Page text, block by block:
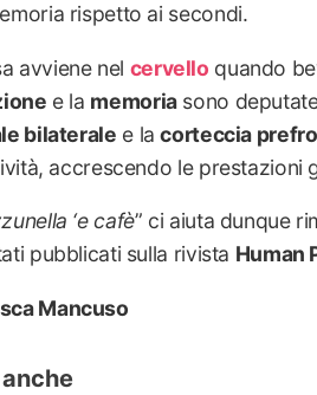
rispetto ai secondi.
avviene nel cervello quando
e la memoriasono
bilaterale e lacorteccia
accrescendo le prestazioni
‘e cafè” ci aiuta dunque
pubblicati sulla rivista Human
Mancuso